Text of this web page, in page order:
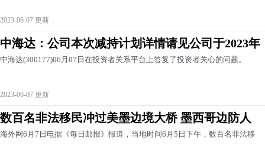
2023-06-07 更新
中海达：公司本次减持计划详情请见公司于2023年
中海达(300177)06月07日在投资者关系平台上答复了投资者关心的问题。
2023-06-07 更新
数百名非法移民冲过美墨边境大桥 墨西哥边防人
海外网6月7日电据《每日邮报》报道，当地时间6月5日下午，数百名非法移